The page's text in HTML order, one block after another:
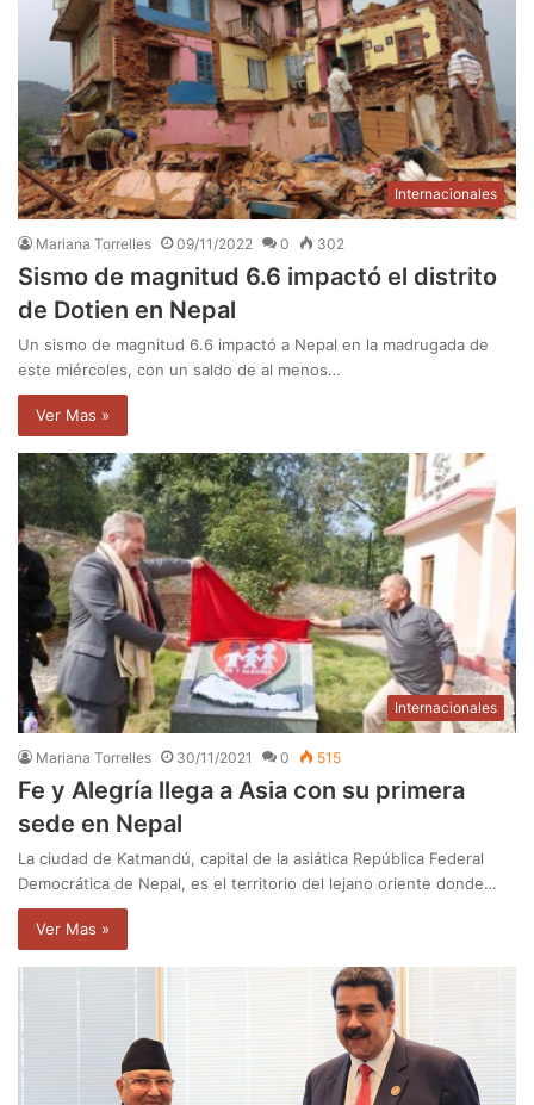
Internacionales
Mariana Torrelles 09/11/2022 0 302
Sismo de magnitud 6.6 impactó el distrito
de Dotien en Nepal
Un sismo de magnitud 6.6 impactó a Nepal en la madrugada de
este miércoles, con un saldo de al menos…
Ver Mas »
Internacionales
Mariana Torrelles 30/11/2021 0 515
Fe y Alegría llega a Asia con su primera
sede en Nepal
La ciudad de Katmandú, capital de la asiática República Federal
Democrática de Nepal, es el territorio del lejano oriente donde…
Ver Mas »